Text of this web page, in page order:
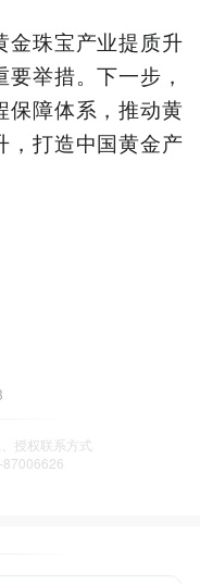
金珠宝产业提质升
举措。下一步，
保障体系，推动黄
，打造中国黄金产
授权联系方式